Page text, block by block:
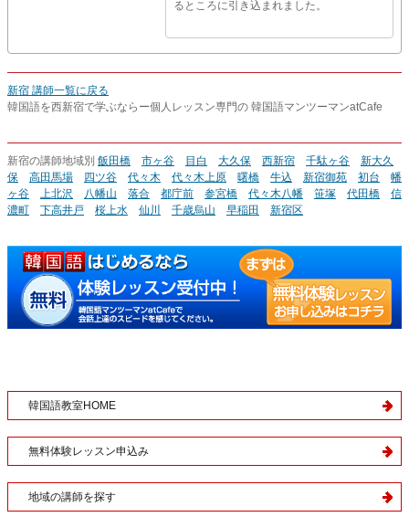
るところに引き込まれました。
新宿 講師一覧に戻る
韓国語を西新宿で学ぶならー個人レッスン専門の 韓国語マンツーマンatCafe
新宿の講師地域別 飯田橋 市ヶ谷 目白 大久保 西新宿 千駄ヶ谷
新大久
保
高田馬場 四ツ谷 代々木 代々木上原 曙橋 牛込 新宿御苑 初台
幡
ヶ谷
上北沢 八幡山 落合 都庁前 参宮橋 代々木八幡 笹塚 代田橋
信
濃町
下高井戸 桜上水 仙川 千歳烏山 早稲田 新宿区
韓国語教室HOME
無料体験レッスン申込み
地域の講師を探す